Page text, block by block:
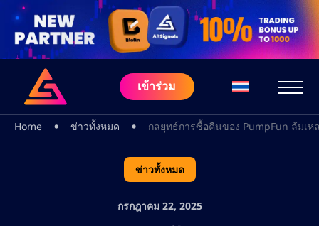
เข้าร่วม
Home • ข่าวทั้งหมด • กลยุทธ์การซื้อคืนของ PumpFun ล้มเ
ข่าวทั้งหมด
กรกฎาคม 22, 2025